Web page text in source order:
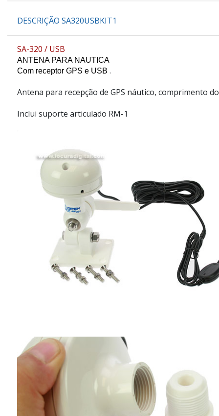
DESCRIÇÃO SA320USBKIT1
SA-320 / USB
ANTENA PARA NAUTICA
Com receptor GPS e USB .
Antena para recepção de GPS náutico, comprimento
Inclui suporte articulado RM-1